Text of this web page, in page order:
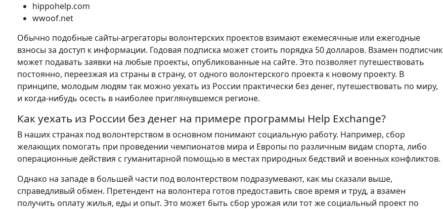
hippohelp.com
wwoof.net
Обычно подобные сайты-агрегаторы волонтерских проектов взимают ежемесячные или ежегодные
взносы за доступ к информации. Годовая подписка может стоить порядка 50 долларов. Взамен подписчик
может подавать заявки на любые проекты, опубликованные на сайте. Это позволяет путешествовать
постоянно, переезжая из страны в страну, от одного волонтерского проекта к новому проекту. В
принципе, молодым людям так можно уехать из России практически без денег, путешествовать по миру,
и когда-нибудь осесть в наиболее приглянувшемся регионе.
Как уехать из России без денег на примере программы Help Exchange?
В наших странах под волонтерством в основном понимают социальную работу. Например, сбор
желающих помогать при проведении чемпионатов мира и Европы по различным видам спорта, либо
операционные действия с гуманитарной помощью в местах природных бедствий и военных конфликтов.
Однако на западе в большей части под волонтерством подразумевают, как мы сказали выше,
справедливый обмен. Претендент на волонтера готов предоставить свое время и труд, а взамен
получить оплату жилья, еды и опыт. Это может быть сбор урожая или тот же социальный проект по